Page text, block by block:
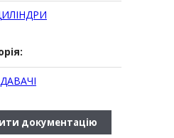
документацію